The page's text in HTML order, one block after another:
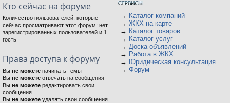
Кто сейчас на форуме
Количество пользователей, которые
сейчас просматривают этот форум: нет
зарегистрированных пользователей и 1
гость
Права доступа к форуму
Вы не можете начинать темы
Вы не можете отвечать на сообщения
Вы не можете редактировать свои
сообщения
Вы не можете удалять свои сообщения
→ Каталог компаний
→ ЖКХ на карте
→ Каталог товаров
→ Каталог услуг
→ Доска объявлений
→ Работа в ЖКХ
→ Юридическая консультация
→ Форум